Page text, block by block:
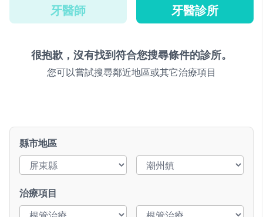
牙醫師 牙醫診所
很抱歉，沒有找到符合您搜尋條件的診所。
您可以嘗試搜尋鄰近地區或其它治療項目
縣市地區
治療項目